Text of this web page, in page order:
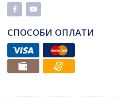
СПОСОБИ ОПЛАТИ